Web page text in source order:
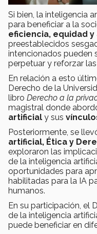
Si bien, la inteligencia
para beneficiar a la
eficiencia, equidad y
preestablecidos
intencionados pueden
perpetuar y reforzar
En relación a esto
Derecho de la
libro Derecho a la
magistral donde
artificial y sus
Posteriormente, se
artificial, Ética y
exploraron las
de la inteligencia
oportunidades para
habilitadas para la IA
humanos.
En su participación, el
de la inteligencia
puede beneficiar en